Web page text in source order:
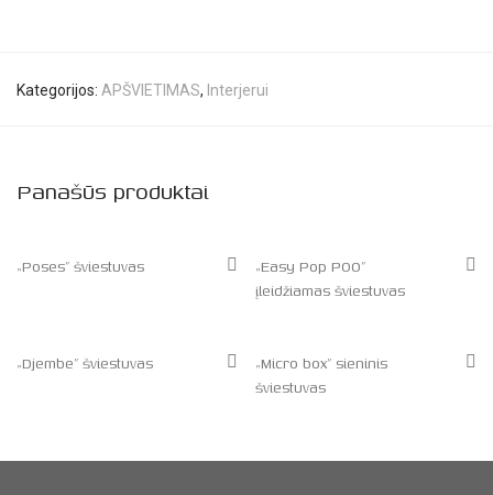
Kategorijos: APŠVIETIMAS, Interjerui
Panašūs produktai
„Poses” šviestuvas
„Easy Pop P00”
įleidžiamas šviestuvas
„Djembe” šviestuvas
„Micro box” sieninis
šviestuvas